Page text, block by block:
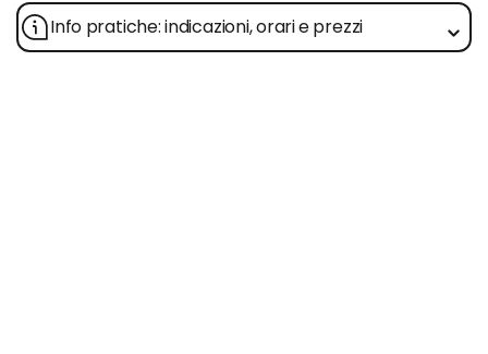
Info pratiche: indicazioni, orari e prezzi